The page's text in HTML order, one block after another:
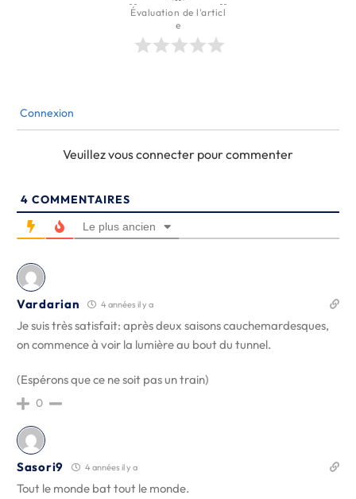
Évaluation de l'articl
e
Connexion
Veuillez vous connecter pour commenter
4 COMMENTAIRES
Le plus ancien
Vardarian 4 années il y a
Je suis très satisfait: après deux saisons cauchemardesques,
on commence à voir la lumière au bout du tunnel.
(Espérons que ce ne soit pas un train)
0
Sasori9 4 années il y a
Tout le monde bat tout le monde.